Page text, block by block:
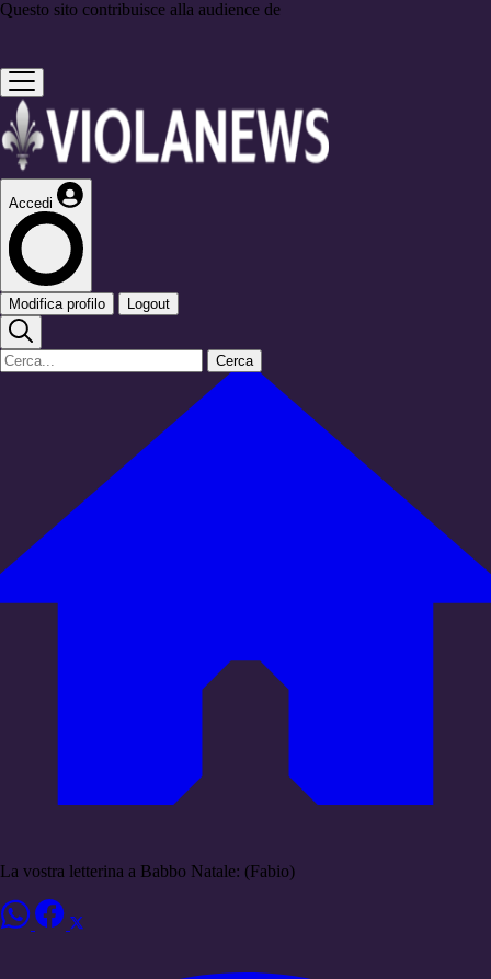
Questo sito contribuisce alla audience de
Accedi
Modifica profilo Logout
Cerca
La vostra letterina a Babbo Natale: (Fabio)